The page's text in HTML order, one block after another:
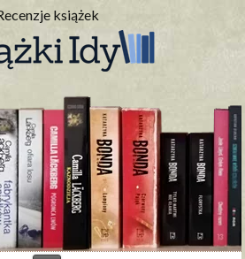
książek